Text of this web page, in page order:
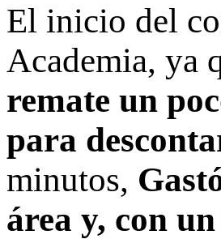
El inicio del
Academia, ya
remate un
para
minutos,
área y, con